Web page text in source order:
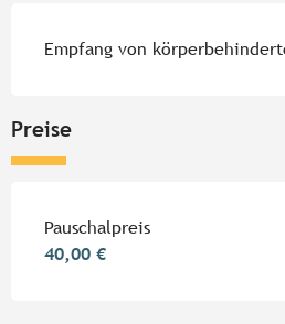
Empfang von
Preise
Preise 2026
Pauschalpreis
40,00 €